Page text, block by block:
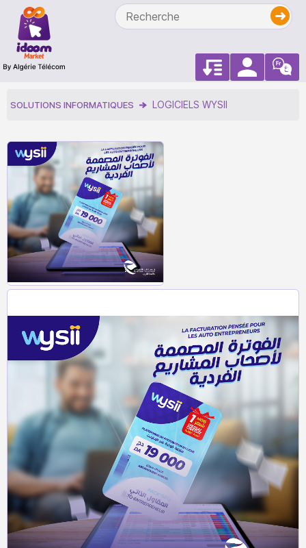
SOLUTIONS INFORMATIQUES LOGICIELS WYSII